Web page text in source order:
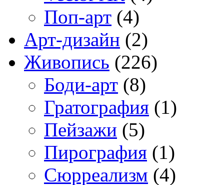
Поп-арт (4)
Арт-дизайн (2)
Живопись (226)
Боди-арт (8)
Гратография (1)
Пейзажи (5)
Пирография (1)
Сюрреализм (4)